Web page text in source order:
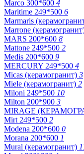
Marco 300*600 4
Maritime 249*500 6
Marmaris
Marrone
MARS 200*600 8
Mattone 249*500 2
Medis 200*600 9
MERCURY 249*500 4
Micas (керамогранит) 3
Miele (керамогранит) 2
Miloni 249*500 10
Milton 200*900 3
MIRAGE
Mirt 249*500 2
Modena 200*600 0
Morana 200*600 1
Mural (керамогранит)